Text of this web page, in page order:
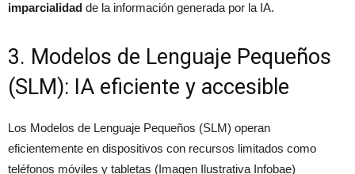
imparcialidad de la información generada por la IA.
3. Modelos de Lenguaje Pequeños
(SLM): IA eficiente y accesible
Los Modelos de Lenguaje Pequeños (SLM) operan
eficientemente en dispositivos con recursos limitados como
teléfonos móviles y tabletas (Imagen Ilustrativa Infobae)